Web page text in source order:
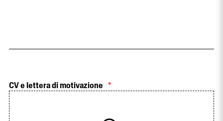
CV e lettera di motivazione *